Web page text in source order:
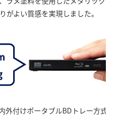
がよい質感を実現しました。
外付けポータブルBDトレー方式